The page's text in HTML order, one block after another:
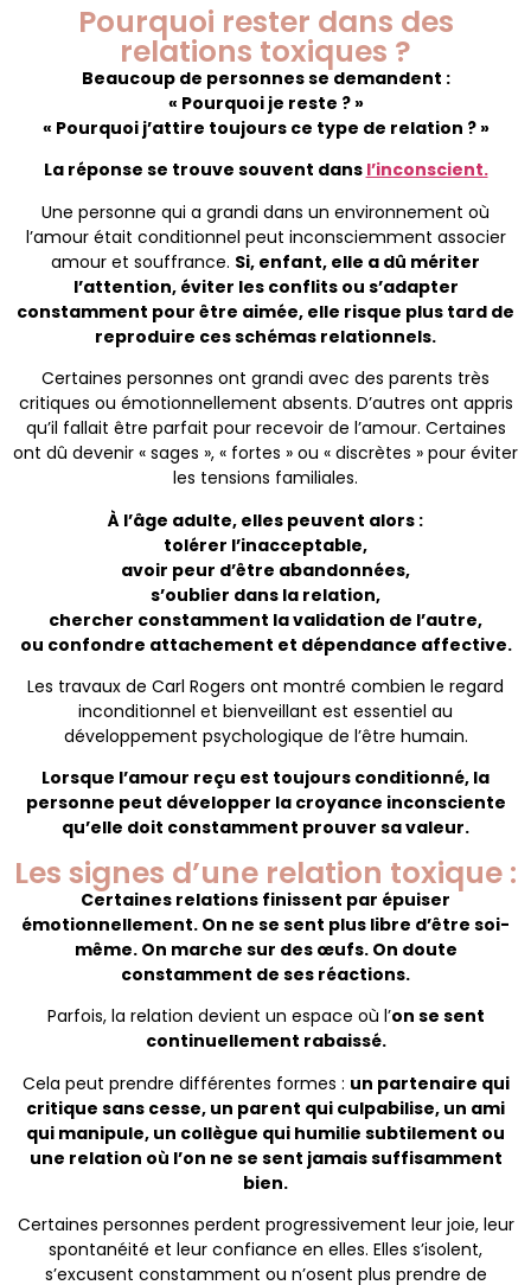
Pourquoi rester dans des
relations toxiques ?
Beaucoup de personnes se demandent :
« Pourquoi je reste ? »
« Pourquoi j’attire toujours ce type de relation ? »
La réponse se trouve souvent dans l’inconscient.
Une personne qui a grandi dans un environnement où
l’amour était conditionnel peut inconsciemment associer
amour et souffrance. Si, enfant, elle a dû mériter
l’attention, éviter les conflits ou s’adapter
constamment pour être aimée, elle risque plus tard de
reproduire ces schémas relationnels.
Certaines personnes ont grandi avec des parents très
critiques ou émotionnellement absents. D’autres ont appris
qu’il fallait être parfait pour recevoir de l’amour. Certaines
ont dû devenir « sages », « fortes » ou « discrètes » pour éviter
les tensions familiales.
À l’âge adulte, elles peuvent alors :
tolérer l’inacceptable,
avoir peur d’être abandonnées,
s’oublier dans la relation,
chercher constamment la validation de l’autre,
ou confondre attachement et dépendance affective.
Les travaux de Carl Rogers ont montré combien le regard
inconditionnel et bienveillant est essentiel au
développement psychologique de l’être humain.
Lorsque l’amour reçu est toujours conditionné, la
personne peut développer la croyance inconsciente
qu’elle doit constamment prouver sa valeur.
Les signes d’une relation toxique :
Certaines relations finissent par épuiser
émotionnellement. On ne se sent plus libre d’être soi-
même. On marche sur des œufs. On doute
constamment de ses réactions.
Parfois, la relation devient un espace où l’on se sent
continuellement rabaissé.
Cela peut prendre différentes formes : un partenaire qui
critique sans cesse, un parent qui culpabilise, un ami
qui manipule, un collègue qui humilie subtilement ou
une relation où l’on ne se sent jamais suffisamment
bien.
Certaines personnes perdent progressivement leur joie, leur
spontanéité et leur confiance en elles. Elles s’isolent,
s’excusent constamment ou n’osent plus prendre de